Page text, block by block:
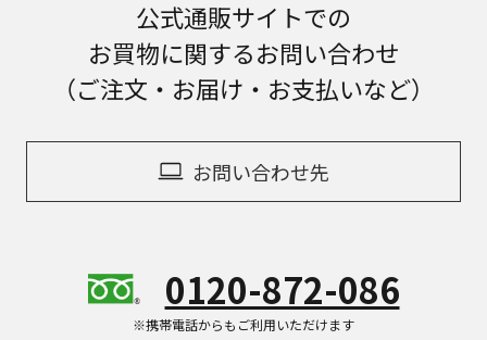
公式通販サイトでの
お買物に関するお問い合わせ
（ご注文・お届け・お支払いなど）
お問い合わせ先
0120-872-086
※携帯電話からもご利用いただけます